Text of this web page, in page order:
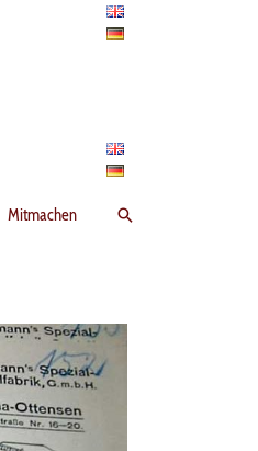
Mitmachen Suchen